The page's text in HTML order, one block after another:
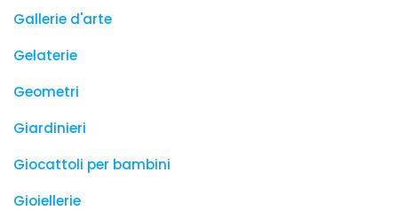
Gallerie d'arte
Gelaterie
Geometri
Giardinieri
Giocattoli per bambini
Gioiellerie